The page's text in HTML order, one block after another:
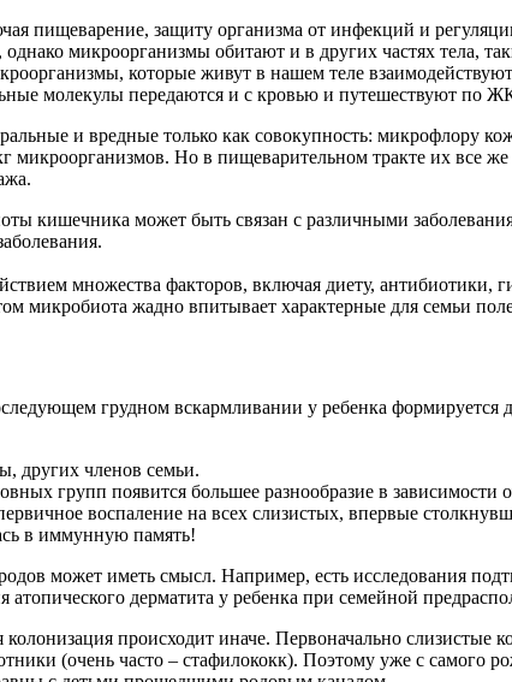
пищеварение, защиту организма от инфекций и
микроорганизмы обитают и в других частях тела,
которые живут в нашем теле
молекулы передаются и с кровью и путешествуют по
и вредные только как совокупность: микрофлору
микроорганизмов. Но в пищеварительном тракте их все
кишечника может быть связан с различными
множества факторов, включая диету, антибиотики,
микробиота жадно впитывает характерные для семьи
грудном вскармливании у ребенка формируется
других членов семьи.
групп появится большее разнообразие в
воспаление на всех слизистых, впервые
в иммунную память!
может иметь смысл. Например, есть исследования
дерматита у ребенка при семейной
происходит иначе. Первоначально
(очень часто – стафилококк). Поэтому уже с